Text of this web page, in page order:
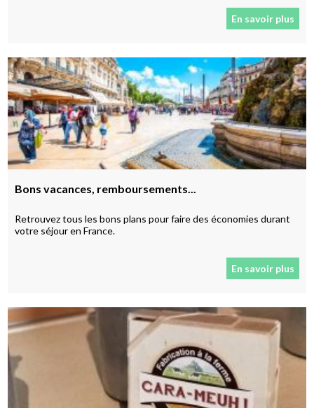
En savoir plus
Bons vacances, remboursements...
Retrouvez tous les bons plans pour faire des économies durant
votre séjour en France.
En savoir plus